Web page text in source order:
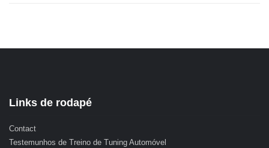
Links de rodapé
Contact
Testemunhos de Treino de Tuning Automóvel